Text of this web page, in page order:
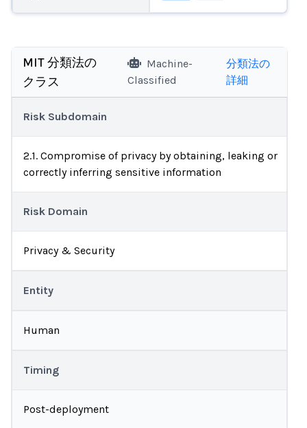
MIT 分類法の
クラス
Machine-
Classified
分類法の
詳細
Risk Subdomain
2.1. Compromise of privacy by obtaining, leaking or
correctly inferring sensitive information
Risk Domain
Privacy & Security
Entity
Human
Timing
Post-deployment